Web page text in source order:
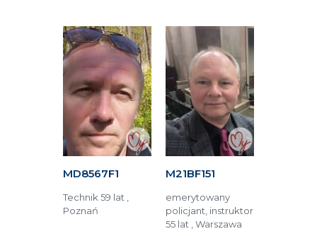
MD8567F1
Technik 59 lat ,
Poznań
M21BF151
emerytowany
policjant, instruktor
55 lat , Warszawa